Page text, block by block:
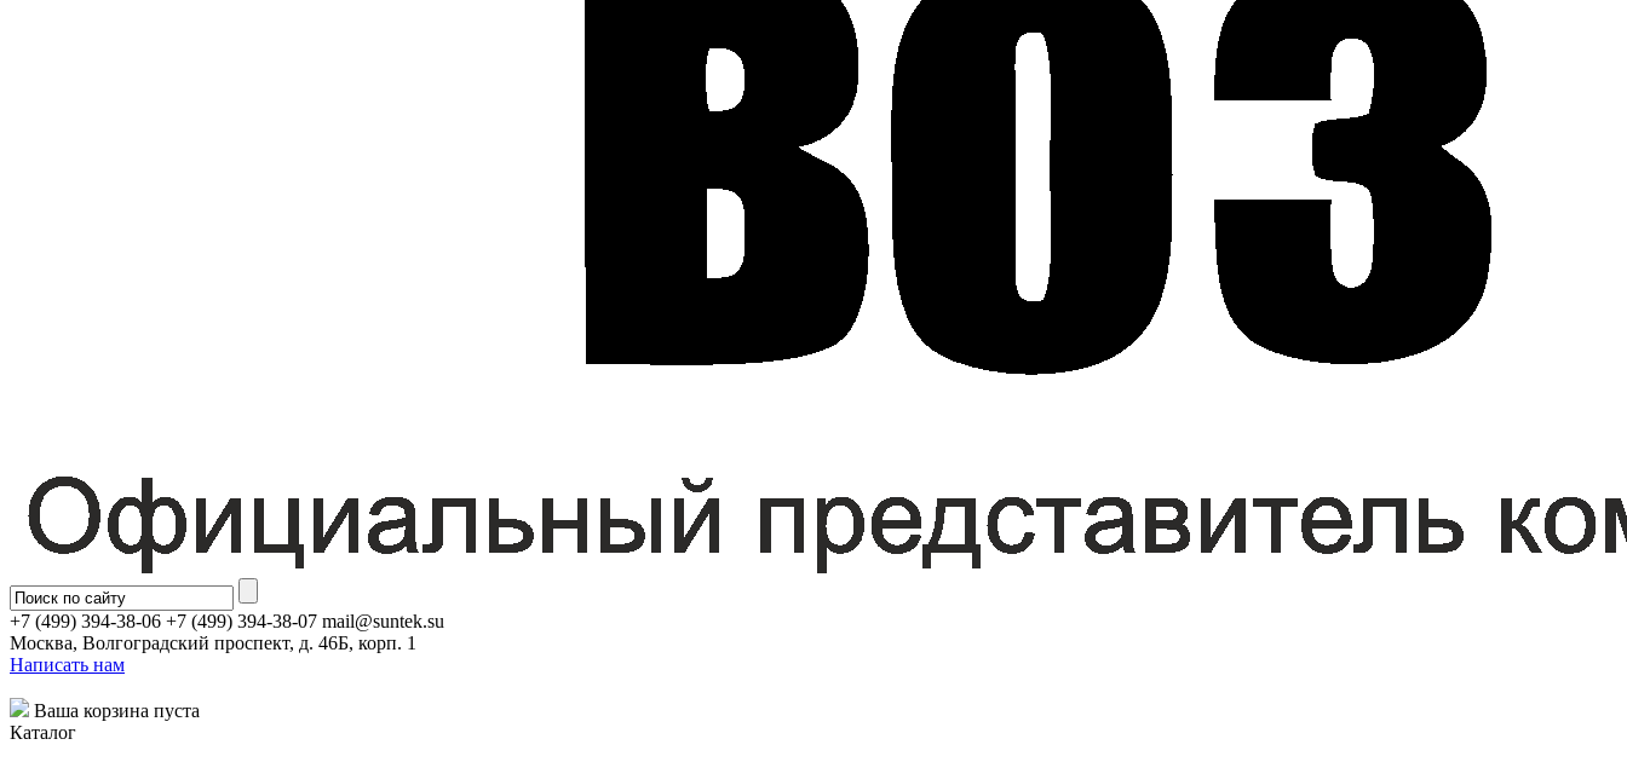
+7 (499) 394-38-06 +7 (499) 394-38-07 mail@suntek.su
Москва, Волгоградский проспект, д. 46Б, корп. 1
Написать нам
Ваша корзина пуста
Каталог